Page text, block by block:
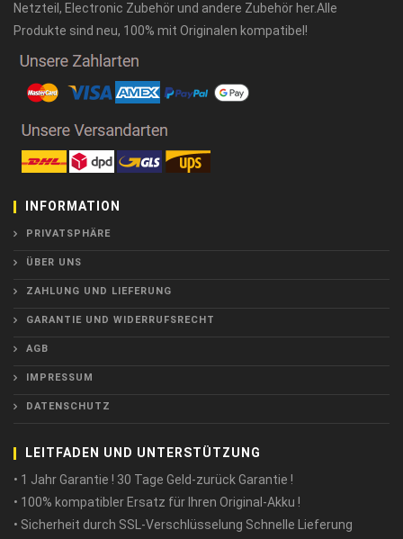
Netzteil, Electronic Zubehör und andere Zubehör her.Alle
Produkte sind neu, 100% mit Originalen kompatibel!
INFORMATION
PRIVATSPHÄRE
ÜBER UNS
ZAHLUNG UND LIEFERUNG
GARANTIE UND WIDERRUFSRECHT
AGB
IMPRESSUM
DATENSCHUTZ
LEITFADEN UND UNTERSTÜTZUNG
• 1 Jahr Garantie ! 30 Tage Geld-zurück Garantie !
• 100% kompatibler Ersatz für Ihren Original-Akku !
• Sicherheit durch SSL-Verschlüsselung Schnelle Lieferung